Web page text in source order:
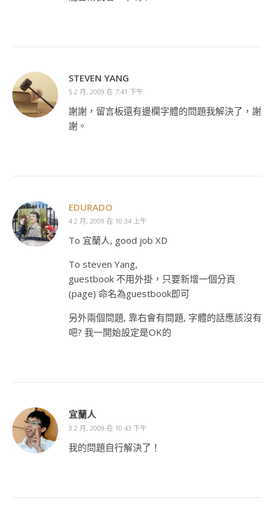
STEVEN YANG
5 2 月, 2009 在 7:41 下午
謝謝，留言板還有邊欄字體的問題我解決了，謝
謝。
EDURADO
4 2 月, 2009 在 10:34 上午
To 宜蘭人, good job XD
To steven Yang,
guestbook 不用外掛，只要新增一個分頁
(page) 命名為guestbook即可
另外兩個問題, 靠右會有問題, 字體的話應該沒有
吧? 我一開始設定是OK的
宜蘭人
3 2 月, 2009 在 10:43 下午
我的問題自行解決了！